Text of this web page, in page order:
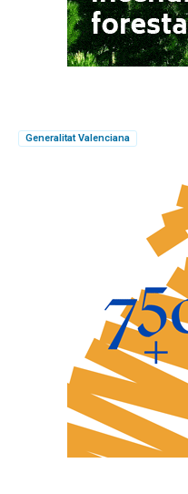
Generalitat Valenciana